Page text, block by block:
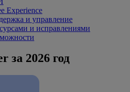
Experience
и управление
и исправлениями
за 2026 год